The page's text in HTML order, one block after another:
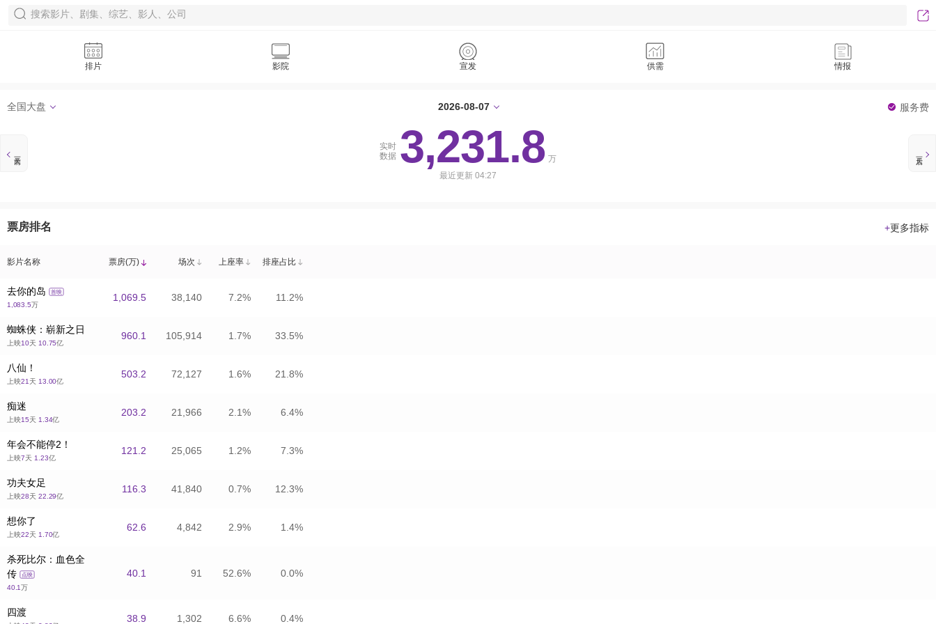
下拉刷新
排片 影院 宣发 供需 情报
全国大盘 2026-08-07 服务费
实时
数据 3,231.8 万
最近更新 04:27
票房排名 +更多指标
影片名称 票房(万) 场次 上座率 排座占比
去你的岛 首映
1,083.5万
1,069.5 38,140 7.2% 11.2%
蜘蛛侠：崭新之日
上映10天10.75亿
960.1 105,914 1.7% 33.5%
八仙！
上映21天13.00亿
503.2 72,127 1.6% 21.8%
痴迷
上映15天1.34亿
203.2 21,966 2.1% 6.4%
年会不能停2！
上映7天1.23亿
121.2 25,065 1.2% 7.3%
功夫女足
上映28天22.29亿
116.3 41,840 0.7% 12.3%
想你了
上映22天1.70亿
62.6 4,842 2.9% 1.4%
杀死比尔：血色全
传
点映
40.1万
40.1 91 52.6% 0.0%
四渡
38.9 1,302 6.6% 0.4%
影片名称 票房(万) 场次 上座率 排座占比
去你的岛 首映
1,083.5万
1,069.5 38,140 7.2% 11.2%
蜘蛛侠：崭新之日
上映10天10.75亿
960.1 105,914 1.7% 33.5%
八仙！
上映21天13.00亿
503.2 72,127 1.6% 21.8%
痴迷
上映15天1.34亿
203.2 21,966 2.1% 6.4%
年会不能停2！
上映7天1.23亿
121.2 25,065 1.2% 7.3%
功夫女足
上映28天22.29亿
116.3 41,840 0.7% 12.3%
想你了
上映22天1.70亿
62.6 4,842 2.9% 1.4%
杀死比尔：血色全
传
点映
40.1万
40.1 91 52.6% 0.0%
四渡
38.9 1,302 6.6% 0.4%